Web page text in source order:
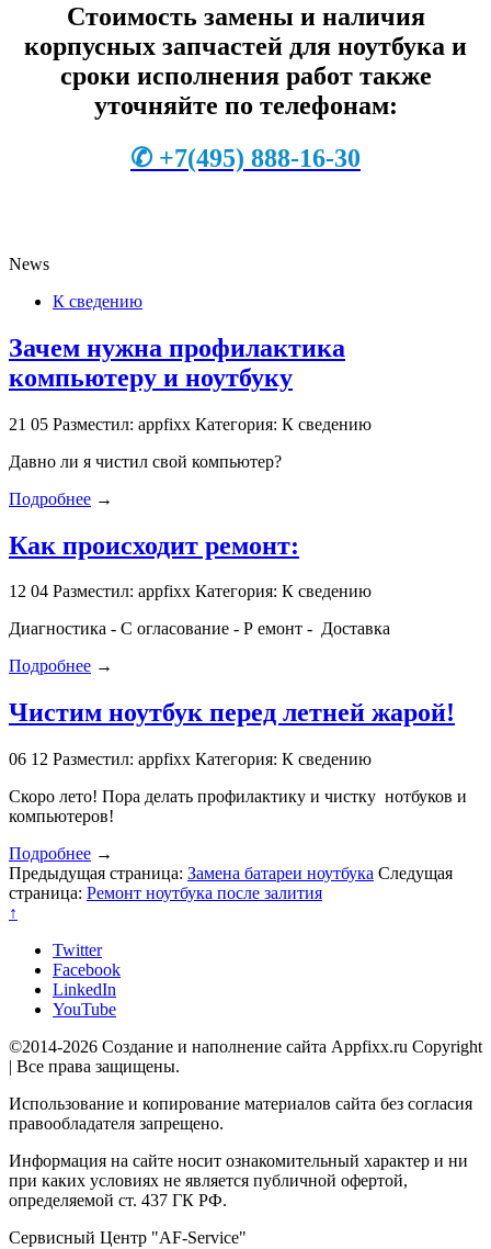
Стоимость замены и наличия
корпусных запчастей для ноутбука и
сроки исполнения работ также
уточняйте по телефонам:
✆ +7(495) 888-16-30
News
К сведению
Зачем нужна профилактика
компьютеру и ноутбуку
21 05 Разместил: appfixx Категория: К сведению
Давно ли я чистил свой компьютер?
Подробнее →
Как происходит ремонт:
12 04 Разместил: appfixx Категория: К сведению
Диагностика - С огласование - Р емонт - Доставка
Подробнее →
Чистим ноутбук перед летней жарой!
06 12 Разместил: appfixx Категория: К сведению
Скоро лето! Пора делать профилактику и чистку нотбуков и
компьютеров!
Подробнее →
Предыдущая страница: Замена батареи ноутбука Следущая
страница: Ремонт ноутбука после залития
↑
Twitter
Facebook
LinkedIn
YouTube
©2014-2026 Создание и наполнение сайта Appfixx.ru Copyright
| Все права защищены.
Использование и копирование материалов сайта без согласия
правообладателя запрещено.
Информация на сайте носит ознакомительный характер и ни
при каких условиях не является публичной офертой,
определяемой ст. 437 ГК РФ.
Сервисный Центр "AF-Service"